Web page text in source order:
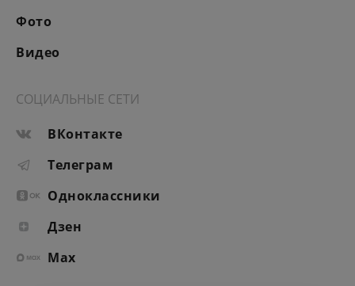
Фото
Видео
СОЦИАЛЬНЫЕ СЕТИ
ВКонтакте
Телеграм
Одноклассники
Дзен
Max